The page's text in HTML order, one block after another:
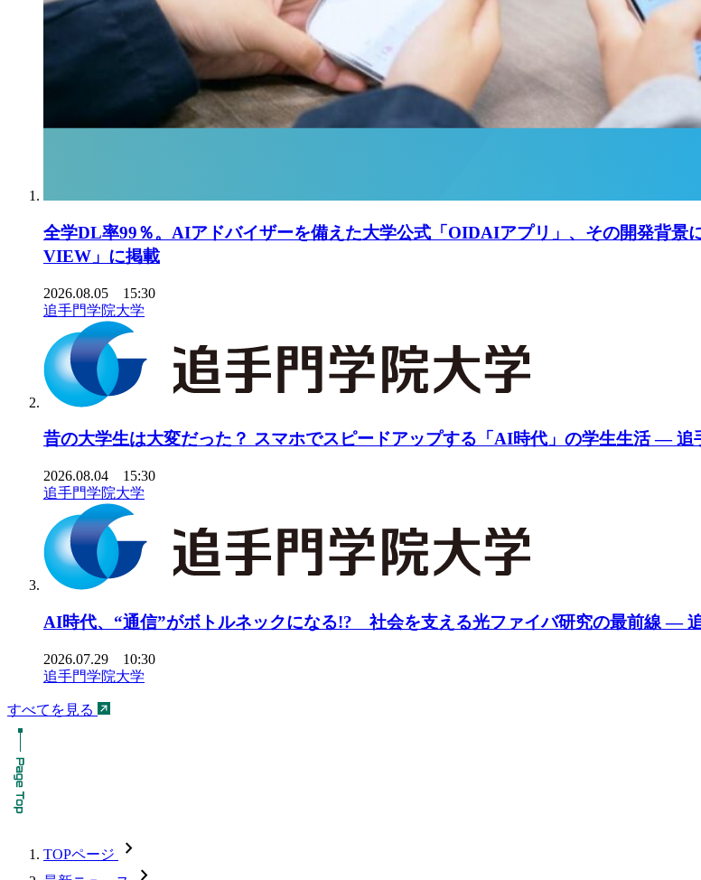
全学DL率99％。AIアドバイザーを備えた大学公式「OIDAIアプリ」、その開発背
VIEW」に掲載
2026.08.05 15:30
追手門学院大学
昔の大学生は大変だった？ スマホでスピードアップする「AI時代」の学生生活 ―
2026.08.04 15:30
追手門学院大学
AI時代、“通信”がボトルネックになる!? 社会を支える光ファイバ研究の最前線 ―
2026.07.29 10:30
追手門学院大学
すべてを見る
TOPページ chevron_forward